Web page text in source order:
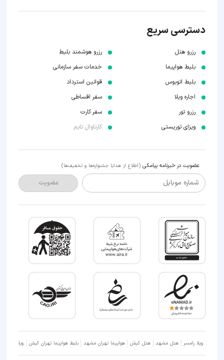
دسترسی سریع
رزرو هتل
بلیط هواپیما
بلیط اتوبوس
اجاره ویلا
رزرو تور
ویزای توریستی
رزرو هوشمند بلیط
خدمات سفر سازمانی
قوانین استرداد
سفر اقساطی
سفر کارت
کارناوال تایم
عضویت در خبرنامه پیامکی (اطلاع از هدایا جشنواره‌ها و تخفیف‌ها)
شماره موبایل عضویت
ویلا رامسر هتل مشهد هتل کیش هواپیما تهران مشهد بلیط هواپیما تهران کیش ویلا شمال